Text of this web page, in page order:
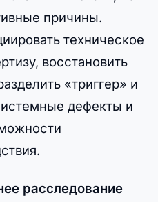
причины.
техническое
восстановить
«триггер» и
дефекты и
расследование